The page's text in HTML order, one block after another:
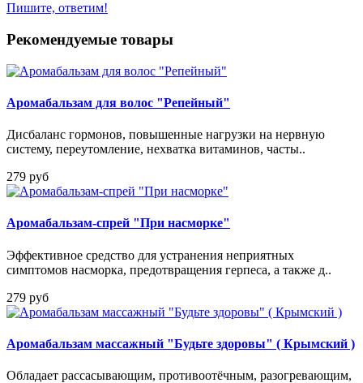
Пишите, ответим!
Рекомендуемые товары
Аромабальзам для волос "Репейный"
Дисбаланс гормонов, повышенные нагрузки на нервную
систему, переутомление, нехватка витаминов, часты..
279 руб
Аромабальзам-спрей "При насморке"
Эффективное средство для устранения неприятных
симптомов насморка, предотвращения герпеса, а также д..
279 руб
Аромабальзам массажный "Будьте здоровы" ( Крымский )
Обладает рассасывающим, противоотёчным, разогревающим,